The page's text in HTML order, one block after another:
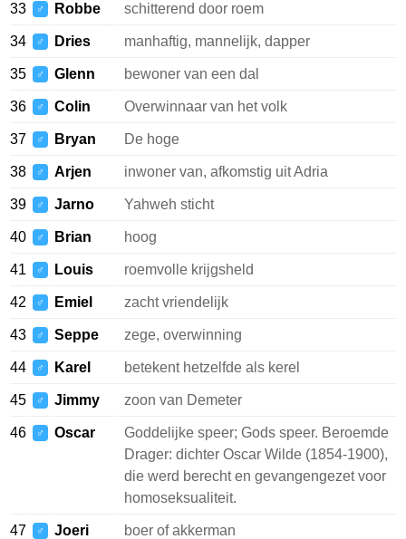
33 ♂ Robbe schitterend door roem
34 ♂ Dries manhaftig, mannelijk, dapper
35 ♂ Glenn bewoner van een dal
36 ♂ Colin Overwinnaar van het volk
37 ♂ Bryan De hoge
38 ♂ Arjen inwoner van, afkomstig uit Adria
39 ♂ Jarno Yahweh sticht
40 ♂ Brian hoog
41 ♂ Louis roemvolle krijgsheld
42 ♂ Emiel zacht vriendelijk
43 ♂ Seppe zege, overwinning
44 ♂ Karel betekent hetzelfde als kerel
45 ♂ Jimmy zoon van Demeter
46 ♂ Oscar
Goddelijke speer; Gods speer. Beroemde
Drager: dichter Oscar Wilde (1854-1900),
die werd berecht en gevangengezet voor
homoseksualiteit.
47 ♂ Joeri boer of akkerman